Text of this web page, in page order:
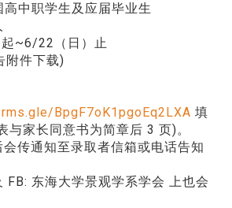
中职学生及应届毕业生
~6/22（日）止
附件下载)
BpgF7oK1pgoEq2LXA 填
与家长同意书为简章后 3 页)。
传通知至录取者信箱或电话告知
东海大学景观学系学会 上也会